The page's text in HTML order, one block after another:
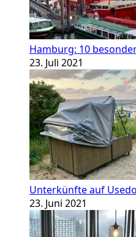
Hamburg: 10
23. Juli 2021
Unterkünfte auf
23. Juni 2021